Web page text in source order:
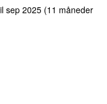
sep 2025 (11 måneder